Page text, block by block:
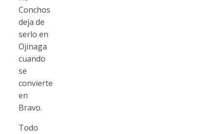
Conchos
deja de
serlo en
Ojinaga
cuando
se
convierte
en
Bravo.
Todo